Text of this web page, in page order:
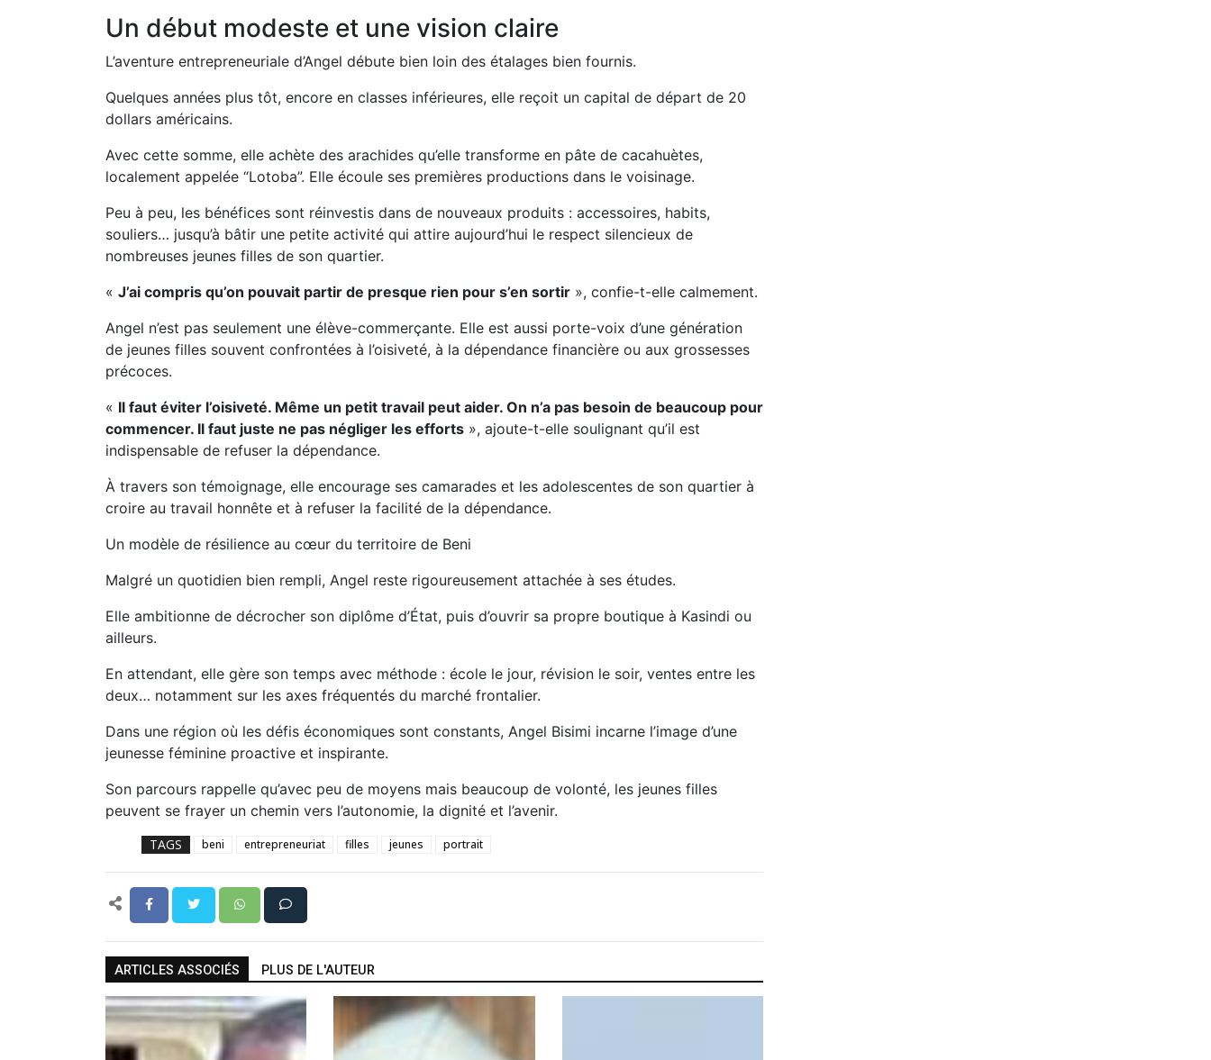
Un début modeste et une vision claire
L’aventure entrepreneuriale d’Angel débute bien loin des étalages bien fournis.
Quelques années plus tôt, encore en classes inférieures, elle reçoit un capital de départ de 20
dollars américains.
Avec cette somme, elle achète des arachides qu’elle transforme en pâte de cacahuètes,
localement appelée “Lotoba”. Elle écoule ses premières productions dans le voisinage.
Peu à peu, les bénéfices sont réinvestis dans de nouveaux produits : accessoires, habits,
souliers… jusqu’à bâtir une petite activité qui attire aujourd’hui le respect silencieux de
nombreuses jeunes filles de son quartier.
« J’ai compris qu’on pouvait partir de presque rien pour s’en sortir », confie-t-elle calmement.
Angel n’est pas seulement une élève-commerçante. Elle est aussi porte-voix d’une génération
de jeunes filles souvent confrontées à l’oisiveté, à la dépendance financière ou aux grossesses
précoces.
« Il faut éviter l’oisiveté. Même un petit travail peut aider. On n’a pas besoin de beaucoup pour
commencer. Il faut juste ne pas négliger les efforts », ajoute-t-elle soulignant qu’il est
indispensable de refuser la dépendance.
À travers son témoignage, elle encourage ses camarades et les adolescentes de son quartier à
croire au travail honnête et à refuser la facilité de la dépendance.
Un modèle de résilience au cœur du territoire de Beni
Malgré un quotidien bien rempli, Angel reste rigoureusement attachée à ses études.
Elle ambitionne de décrocher son diplôme d’État, puis d’ouvrir sa propre boutique à Kasindi ou
ailleurs.
En attendant, elle gère son temps avec méthode : école le jour, révision le soir, ventes entre les
deux… notamment sur les axes fréquentés du marché frontalier.
Dans une région où les défis économiques sont constants, Angel Bisimi incarne l’image d’une
jeunesse féminine proactive et inspirante.
Son parcours rappelle qu’avec peu de moyens mais beaucoup de volonté, les jeunes filles
peuvent se frayer un chemin vers l’autonomie, la dignité et l’avenir.
TAGS beni entrepreneuriat filles jeunes portrait
ARTICLES ASSOCIÉS PLUS DE L'AUTEUR